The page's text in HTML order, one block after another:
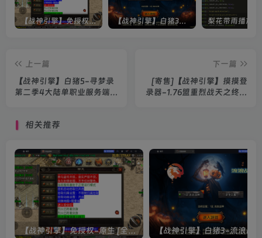
【战神引擎】免授权-原生 [全屏自动拾取] 插件 + 配置教程（更新修复版，具体自测） 【战神引擎】白猪3-流浪战神3神技8大陆全屏拾取版特色服务端+生肖+转生+秘境+神魔+双端+教程(更新眼神拾取)
上一篇
【战神引擎】白猪5-寻梦录
第二季4大陆单职业服务端
下一篇
[寄售]【战神引擎】摸摸登
录器-1.76盟重烈战天之终极
相关推荐
【战神引擎】免授权-原生 [全屏自动拾取] 插件 + 配置教程（更新修复版，具体自测）